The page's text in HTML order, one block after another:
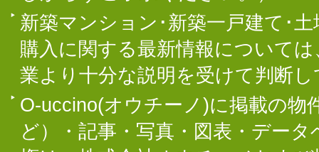
新築マンション･新築一戸建て･
購入に関する最新情報について
業より十分な説明を受けて判断
O-uccino(オウチーノ)に掲載の物
ど）・記事・写真・図表・デー